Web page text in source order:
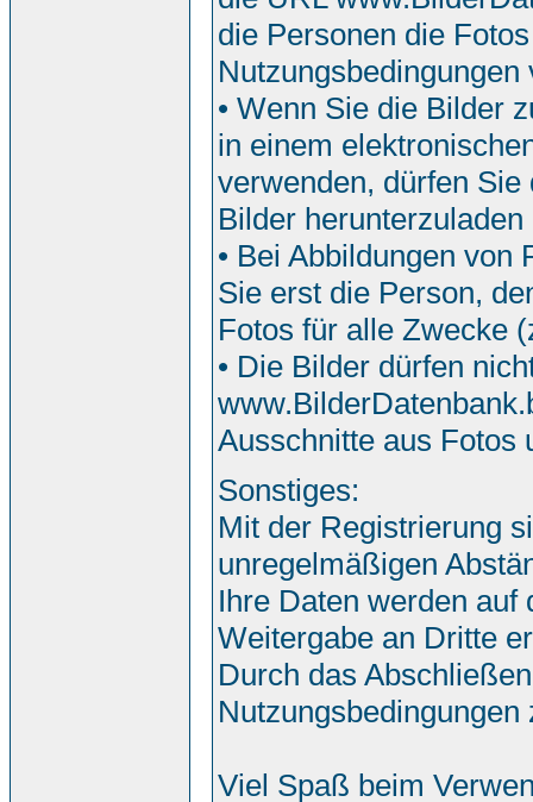
die Personen die
• Wenn Sie die Bilder
in einem
verwenden, dürfen
Bilder
• Bei Abbildungen von
Sie erst die Person,
Fotos für alle Zwecke
• Die Bilder dürfen
Ausschnitte aus Fotos
Sonstiges:
Mit der Registrierung
unregelmäßigen
Ihre Daten werden
Weitergabe an Dritte
Durch das
Nutzungsbedingungen
Viel Spaß beim